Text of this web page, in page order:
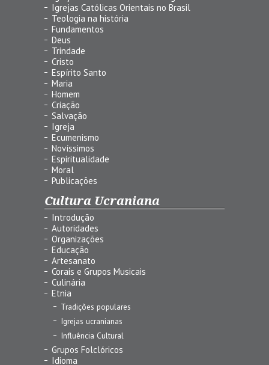
Igrejas Católicas Orientais no Brasil
Teologia na história
Fundamentos
Deus
Trindade
Cristo
Espírito Santo
Maria
Homem
Criação
Salvação
Igreja
Ecumenismo
Novíssimos
Espiritualidade
Moral
Publicações
Cultura Ucraniana
Introdução
Autoridades
Organizações
Educação
Artesanato
Corais e Grupos Musicais
Culinária
Etnia
Tradições populares
Igrejas ucranianas
Influência Cultural
Grupos Folclóricos
Idioma